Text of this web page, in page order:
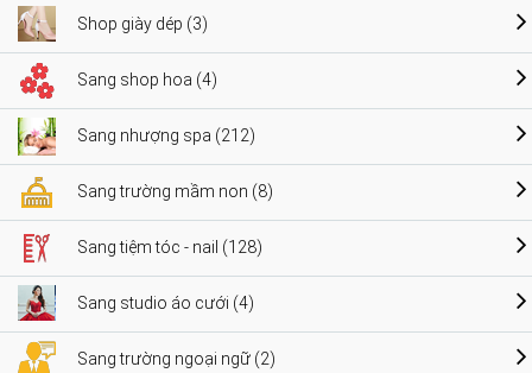
Shop giày dép (3)
Sang shop hoa (4)
Sang nhượng spa (212)
Sang trường mầm non (8)
Sang tiệm tóc - nail (128)
Sang studio áo cưới (4)
Sang trường ngoại ngữ (2)